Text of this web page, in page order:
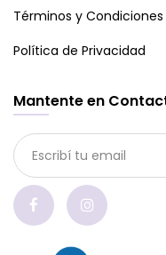
Términos y Condiciones
Política de Privacidad
Mantente en